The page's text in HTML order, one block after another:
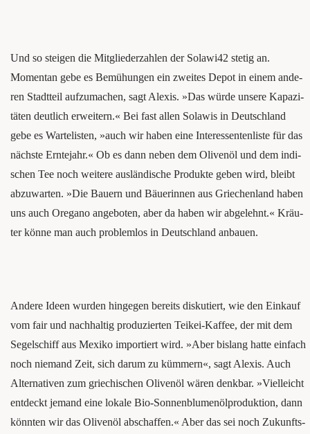
Und so stei­gen die Mit­glie­der­zah­len der Solawi42 ste­tig an.
Momen­tan gebe es Bemü­hun­gen ein zwei­tes Depot in einem ande­
ren Stadt­teil auf­zu­ma­chen, sagt Alexis. »Das wür­de unse­re Kapa­zi­
tä­ten deut­lich erwei­tern.« Bei fast allen Sola­wis in Deutsch­land
gebe es War­te­lis­ten, »auch wir haben eine Inter­es­sen­ten­lis­te für das
nächs­te Ern­te­jahr.« Ob es dann neben dem Oli­ven­öl und dem indi­
schen Tee noch wei­te­re aus­län­di­sche Pro­duk­te geben wird, bleibt
abzu­war­ten. »Die Bau­ern und Bäue­rin­nen aus Grie­chen­land haben
uns auch Ore­ga­no ange­bo­ten, aber da haben wir abge­lehnt.« Kräu­
ter kön­ne man auch pro­blem­los in Deutsch­land anbauen.
Ande­re Ideen wur­den hin­ge­gen bereits dis­ku­tiert, wie den Ein­kauf
vom fair und nach­hal­tig pro­du­zier­ten Tei­kei-Kaf­fee, der mit dem
Segel­schiff aus Mexi­ko impor­tiert wird. »Aber bis­lang hat­te ein­fach
noch nie­mand Zeit, sich dar­um zu küm­mern«, sagt Alexis. Auch
Alter­na­ti­ven zum grie­chi­schen Oli­ven­öl wären denk­bar. »Viel­leicht
ent­deckt jemand eine loka­le Bio-Son­nen­blu­men­öl­pro­duk­ti­on, dann
könn­ten wir das ­Oli­ven­öl abschaf­fen.« Aber das sei noch Zukunfts­